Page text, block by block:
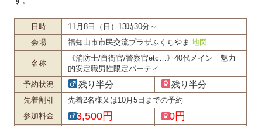
日時
11月8日（日）13時30分～
会場
福知山市市民交流プラザふくちやま地図
名称
《消防士/自衛官/警察官etc…》40代メイン 魅力
的安定職男性限定パーティ
予約状況
残り半分 残り半分
先着割引
先着2名様又は10月5日までの予約
参加料金
3,500円 0円